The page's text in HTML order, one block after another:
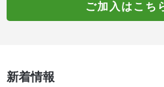
ご加入はこち
新着情報